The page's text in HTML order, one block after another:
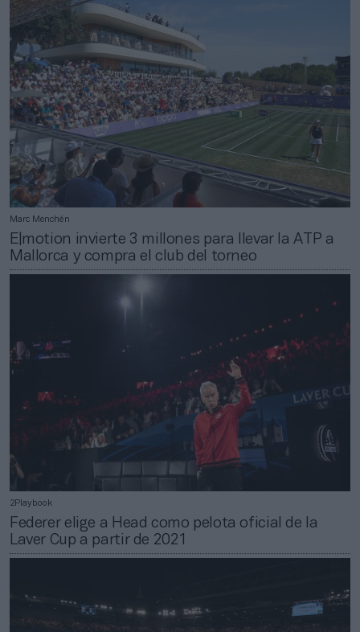
Marc Menchén
E|motion invierte 3 millones para llevar la ATP a
Mallorca y compra el club del torneo
2Playbook
Federer elige a Head como pelota oficial de la
Laver Cup a partir de 2021